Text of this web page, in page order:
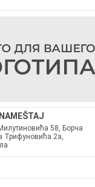
58, Борча
Трифуновића 2а,